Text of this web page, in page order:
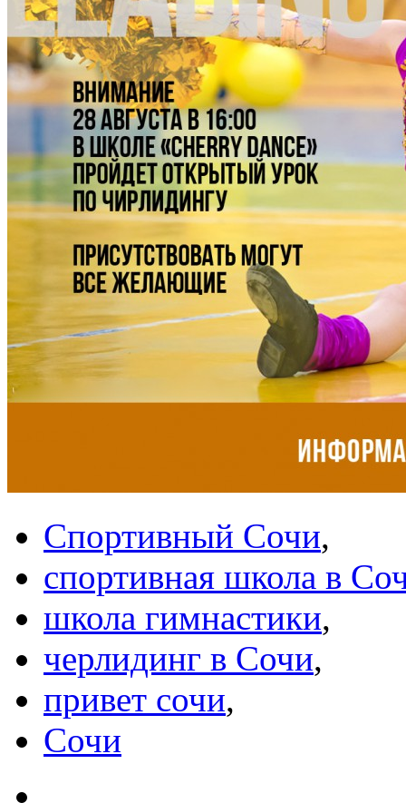
Спортивный Сочи,
спортивная школа в
школа гимнастики,
черлидинг в Сочи,
привет сочи,
Сочи